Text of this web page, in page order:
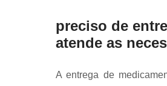
preciso de
atende as
A entrega de